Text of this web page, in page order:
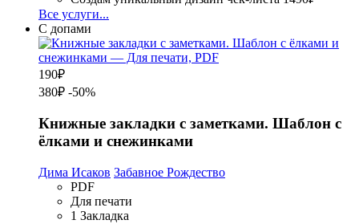
Все услуги...
С допами
190₽
380₽ -50%
Книжные закладки с заметками. Шаблон с
ёлками и снежинками
Дима Исаков Забавное Рождество
PDF
Для печати
1 Закладка